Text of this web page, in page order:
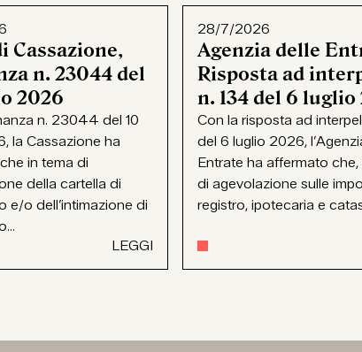
Cassazione,
n. 23044 del
2026
n. 23044 del 10
la Cassazione ha
in tema di
della cartella di
e/o dell’intimazione di
LEGGI
28/7/2026
Agenzia delle
Risposta ad
n. 134 del 6 luglio
Con la risposta ad
del 6 luglio 2026,
Entrate ha affermato che,
di agevolazione sulle
registro, ipotecaria e